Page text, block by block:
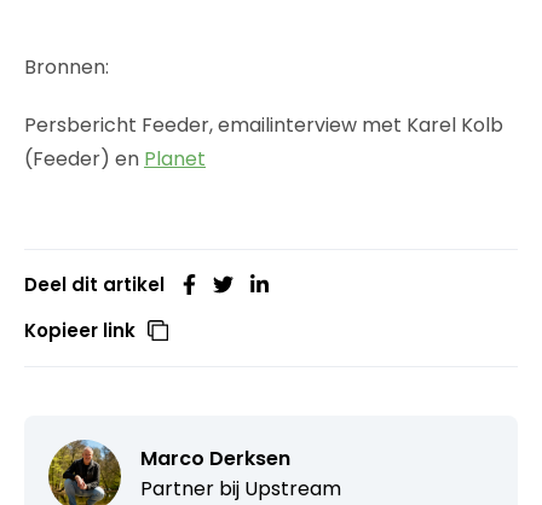
Bronnen:
Persbericht Feeder, emailinterview met Karel Kolb
(Feeder) en Planet
Deel dit artikel
Kopieer link
Marco Derksen
Partner bij Upstream